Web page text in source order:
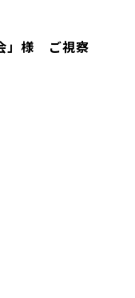
」様 ご視察